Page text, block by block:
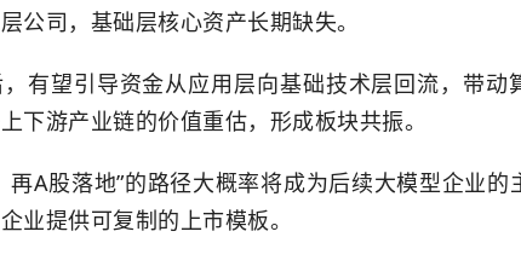
公司，基础层核心资产长期缺失。
有望引导资金从应用层向基础技术层回流，带动
下游产业链的价值重估，形成板块共振。
再A股落地”的路径大概率将成为后续大模型企业的
业提供可复制的上市模板。